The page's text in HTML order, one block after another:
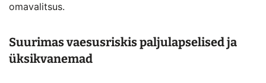
omavalitsus.
Suurimas vaesusriskis paljulapselised ja
üksikvanemad